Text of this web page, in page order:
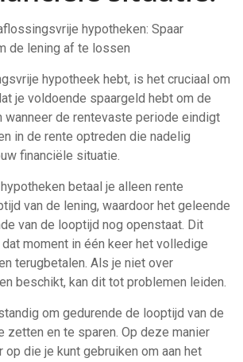
hypotheken: Spaar
de lening af te lossen
hypotheek hebt, is het cruciaal om
je voldoende spaargeld hebt om de
wanneer de rentevaste periode eindigt
in de rente optreden die nadelig
financiële situatie.
betaal je alleen rente
van de lening, waardoor het geleende
van de looptijd nog openstaat. Dit
moment in één keer het volledige
terugbetalen. Als je niet over
beschikt, kan dit tot problemen leiden.
om gedurende de looptijd van de
zetten en te sparen. Op deze manier
die je kunt gebruiken om aan het